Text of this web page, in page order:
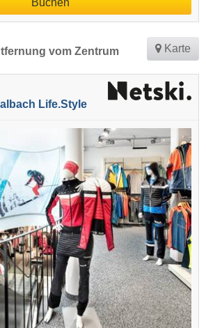
Buchen
vom Zentrum Karte
Life.Style